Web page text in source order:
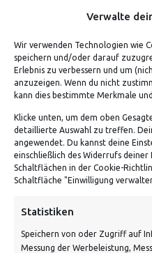
Verwalte
Wir verwenden Technologien wie
speichern und/oder darauf
Erlebnis zu verbessern und um
anzuzeigen. Wenn du nicht
kann dies bestimmte Merkmale
Klicke unten, um dem oben
detaillierte Auswahl zu treffen.
angewendet. Du kannst deine
einschließlich des Widerrufs deiner
Schaltflächen in der Cookie-
Schaltfläche "Einwilligung
Statistiken
Speichern von oder Zugriff auf
Messung der Werbeleistung,
ADRESSE
Von Tiling GmbH
Kontakt: Mo - Fr von
info@vontiling.de